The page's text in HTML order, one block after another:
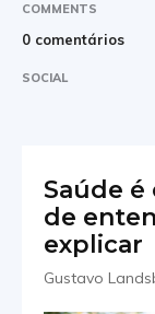
COMMENTS
0 comentários
SOCIAL
Saúde é
de
explicar
Gustavo